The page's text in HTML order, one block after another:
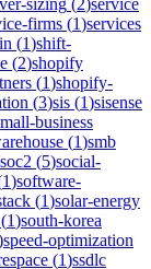
firms (1)services
(1)shift-
(2)shopify
(1)shopify-
(3)sis (1)sisense
business
(1)smb
soc2 (5)social-
1)software-
(1)solar-energy
(1)south-korea
speed-optimization
(1)ssdlc